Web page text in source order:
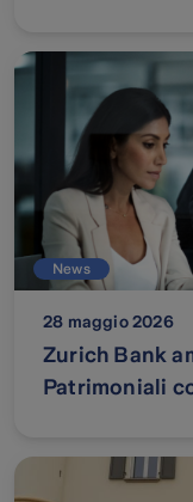
News
28 maggio 2026
Zurich Bank
Patrimoniali